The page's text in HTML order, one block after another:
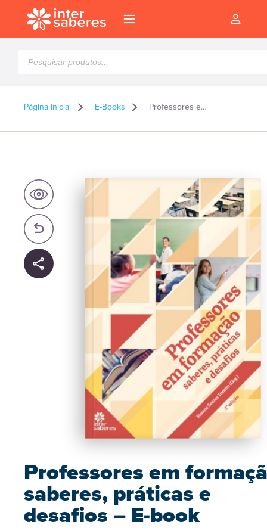
produtos
Página inicial E-Books Professores em formação: saberes, práticas e desafios – E-book
Professores em
saberes, práticas e
desafios – E-book